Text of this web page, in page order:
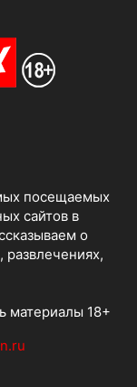
посещаемых
сайтов в
о
материалы 18+